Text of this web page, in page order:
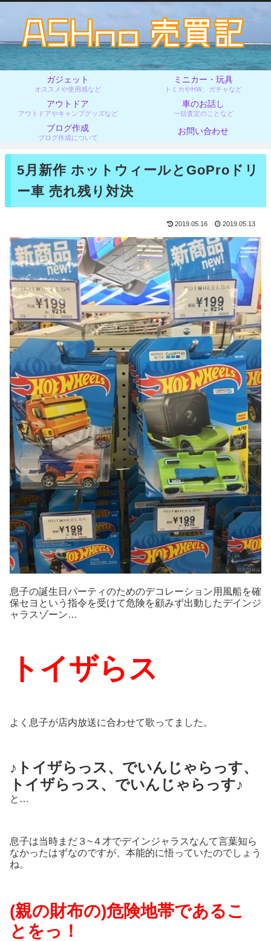
ガジェット
オススメや使用感など
ミニカー・玩具
トミカやHW、ガチャなど
アウトドア
アウトドアやキャンプグッズなど
車のお話し
一括査定のことなど
ブログ作成
ブログ作成について
お問い合わせ
5月新作 ホットウィールとGoProドリ
ー車 売れ残り対決
2019.05.16 2019.05.13
息子の誕生日パーティのためのデコレーション用風船を確
保セヨという指令を受けて危険を顧みず出動したデインジ
ャラスゾーン…
トイザらス
よく息子が店内放送に合わせて歌ってました。
♪トイザらっス、でいんじゃらっす、
トイザらっス、でいんじゃらっす♪
と…
息子は当時まだ３~４才でデインジャラスなんて言葉知ら
なかったはずなのですが、本能的に悟っていたのでしょう
ね。
(親の財布の)危険地帯であるこ
とをっ！